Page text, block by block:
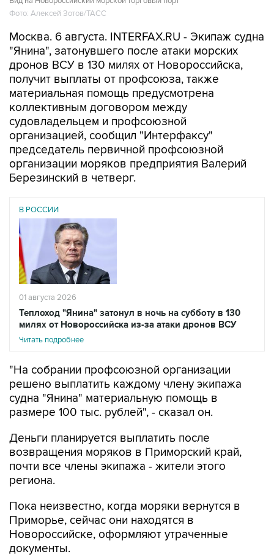
Фото: Алексей Зотов/ТАСС
Москва. 6 августа. INTERFAX.RU - Экипаж судна
"Янина", затонувшего после атаки морских
дронов ВСУ в 130 милях от Новороссийска,
получит выплаты от профсоюза, также
материальная помощь предусмотрена
коллективным договором между
судовладельцем и профсоюзной
организацией, сообщил "Интерфаксу"
председатель первичной профсоюзной
организации моряков предприятия Валерий
Березинский в четверг.
В РОССИИ
01 августа 2026
Теплоход "Янина" затонул в ночь на субботу в 130
милях от Новороссийска из-за атаки дронов ВСУ
Читать подробнее
"На собрании профсоюзной организации
решено выплатить каждому члену экипажа
судна "Янина" материальную помощь в
размере 100 тыс. рублей", - сказал он.
Деньги планируется выплатить после
возвращения моряков в Приморский край,
почти все члены экипажа - жители этого
региона.
Пока неизвестно, когда моряки вернутся в
Приморье, сейчас они находятся в
Новороссийске, оформляют утраченные
документы.